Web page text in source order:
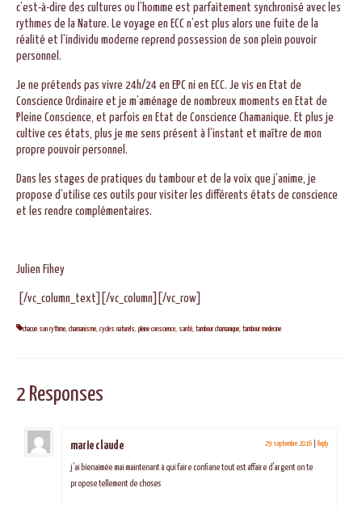
c’est-à-dire des cultures ou l’homme est parfaitement synchronisé avec les
rythmes de la Nature. Le voyage en ECC n’est plus alors une fuite de la
réalité et l’individu moderne reprend possession de son plein pouvoir
personnel.
Je ne prétends pas vivre 24h/24 en EPC ni en ECC. Je vis en Etat de
Conscience Ordinaire et je m’aménage de nombreux moments en Etat de
Pleine Conscience, et parfois en Etat de Conscience Chamanique. Et plus je
cultive ces états, plus je me sens présent à l’instant et maître de mon
propre pouvoir personnel.
Dans les stages de pratiques du tambour et de la voix que j’anime, je
propose d’utilise ces outils pour visiter les différents états de conscience
et les rendre complémentaires.
Julien Fihey
[/vc_column_text][/vc_column][/vc_row]
chacun son rythme, chamanisme, cycles naturels, pleine conscience, santé, tambour chamanique, tambour medecine
2 Responses
marie claude 29 septembre 2016 Reply
j’ai bienaimée mai maintenant à qui faire confiane tout est affaire d’argent on te
propose tellement de choses